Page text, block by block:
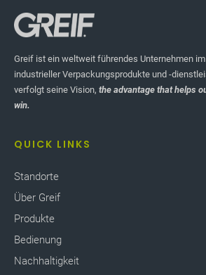
Greif ist ein weltweit führendes Unternehmen
industrieller Verpackungsprodukte und -
verfolgt seine Vision, the advantage that helps
win.
QUICK LINKS
Standorte
Über Greif
Produkte
Bedienung
Nachhaltigkeit